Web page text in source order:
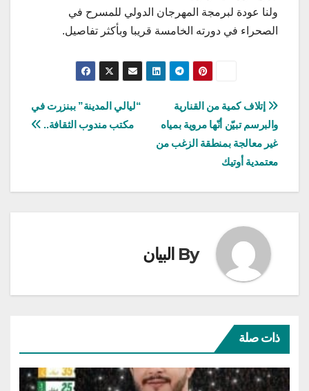
ولنا عودة لبرمجة المهرجان الدولي للمسرح في
الصحراء في دورته الخامسة قريبا وبأكثر تفاصيل.
تصفّح
المقالات
“ليالي المدينة” ببنزرت في
مكتب مندوب الثقافة..
إتلاف كمية من القنارية
والبرسم تبيّن أنّها مروية بمياه
غير معالجة بمنطقة الزغب من
معتمدية أوتيك
By البيان
ذات صلة